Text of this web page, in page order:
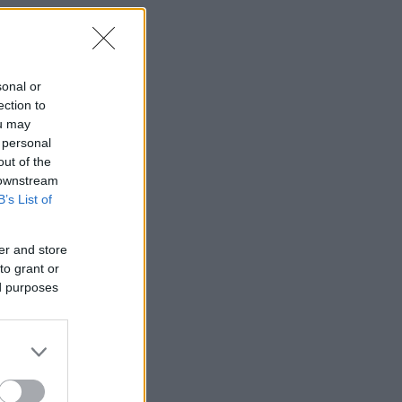
or
to
may
of the
List of
and store
grant or
purposes